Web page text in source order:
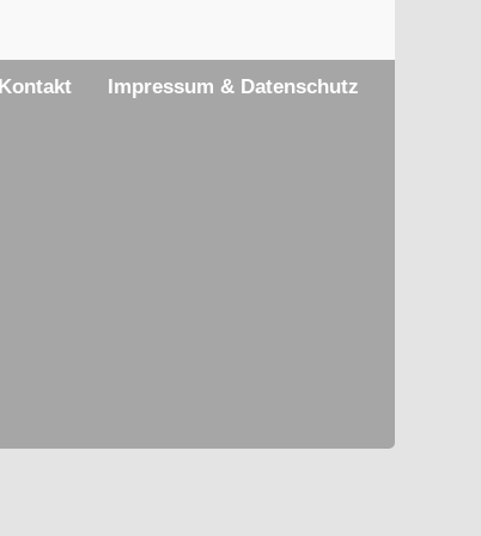
Kontakt Impressum & Datenschutz